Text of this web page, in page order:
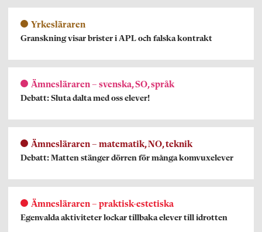
Yrkesläraren
Granskning visar brister i APL och falska kontrakt
Ämnesläraren – svenska, SO, språk
Debatt: Sluta dalta med oss elever!
Ämnesläraren – matematik, NO, teknik
Debatt: Matten stänger dörren för många komvuxelever
Ämnesläraren – praktisk-estetiska
Egenvalda aktiviteter lockar tillbaka elever till idrotten